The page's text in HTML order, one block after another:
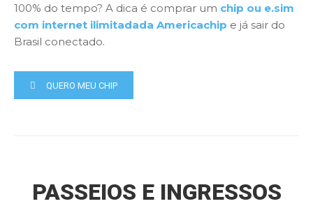
100% do tempo? A dica é comprar um chip ou e.sim
com internet ilimitadada Americachip e já sair do
Brasil conectado.
QUERO MEU CHIP
PASSEIOS E INGRESSOS